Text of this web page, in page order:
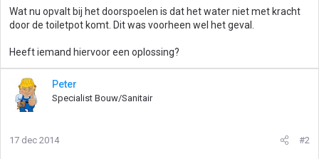
Wat nu opvalt bij het doorspoelen is dat het water niet met kracht
door de toiletpot komt. Dit was voorheen wel het geval.
Heeft iemand hiervoor een oplossing?
Peter
Specialist Bouw/Sanitair
17 dec 2014 #2